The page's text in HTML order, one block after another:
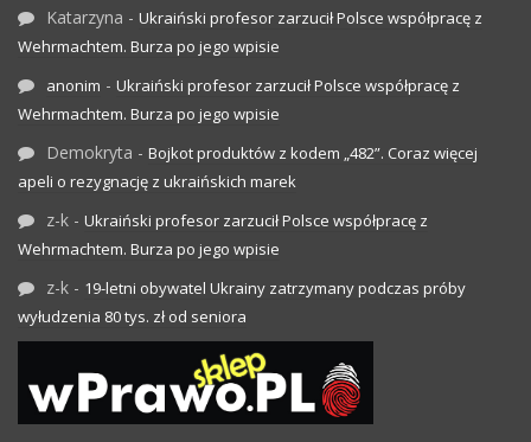
Katarzyna - Ukraiński profesor zarzucił Polsce współpracę z
Wehrmachtem. Burza po jego wpisie
anonim - Ukraiński profesor zarzucił Polsce współpracę z
Wehrmachtem. Burza po jego wpisie
Demokryta - Bojkot produktów z kodem „482”. Coraz więcej
apeli o rezygnację z ukraińskich marek
z-k - Ukraiński profesor zarzucił Polsce współpracę z
Wehrmachtem. Burza po jego wpisie
z-k - 19-letni obywatel Ukrainy zatrzymany podczas próby
wyłudzenia 80 tys. zł od seniora